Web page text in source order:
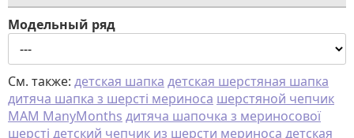
Модельный ряд
См. также: детская шапка детская шерстяная шапка
дитяча шапка з шерсті мериноса шерстяной чепчик
MAM ManyMonths дитяча шапочка з мериносової
шерсті детский чепчик из шерсти мериноса детская